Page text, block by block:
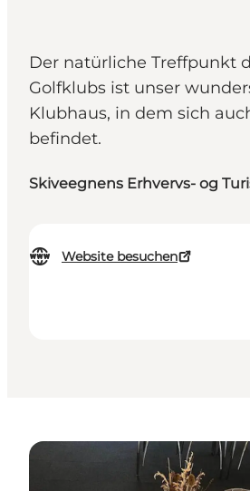
Der natürliche Treffpunkt
Golfklubs ist unser
Klubhaus, in dem sich
befindet.
Skiveegnens Erhvervs- og
Website besuchen